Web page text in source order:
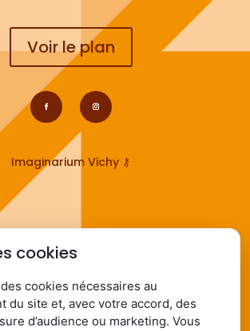
Voir le plan
Imaginarium Vichy ⚷
au dimanche
cookies
cookies nécessaires au
du site et, avec votre accord, des
d’audience ou marketing. Vous